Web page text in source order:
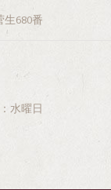
680番
水曜日